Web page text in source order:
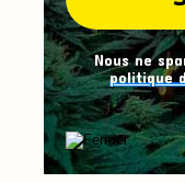
Nous ne
politique